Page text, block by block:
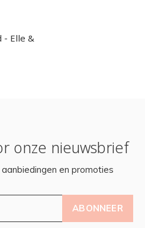
- Elle &
onze nieuwsbrief
en promoties
ABONNEER